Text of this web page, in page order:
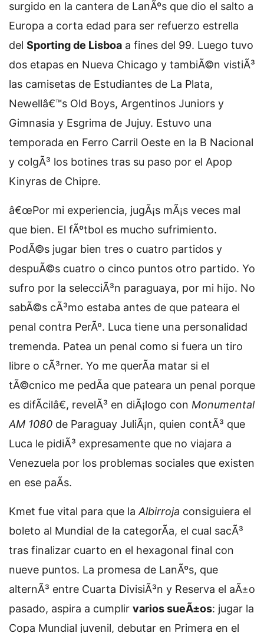
surgido en la cantera de LanÃºs que dio el salto a
Europa a corta edad para ser refuerzo estrella
del Sporting de Lisboa a fines del 99. Luego tuvo
dos etapas en Nueva Chicago y tambiÃ©n vistiÃ³
las camisetas de Estudiantes de La Plata,
Newellâ€™s Old Boys, Argentinos Juniors y
Gimnasia y Esgrima de Jujuy. Estuvo una
temporada en Ferro Carril Oeste en la B Nacional
y colgÃ³ los botines tras su paso por el Apop
Kinyras de Chipre.
â€œPor mi experiencia, jugÃ¡s mÃ¡s veces mal
que bien. El fÃºtbol es mucho sufrimiento.
PodÃ©s jugar bien tres o cuatro partidos y
despuÃ©s cuatro o cinco puntos otro partido. Yo
sufro por la selecciÃ³n paraguaya, por mi hijo. No
sabÃ©s cÃ³mo estaba antes de que pateara el
penal contra PerÃº. Luca tiene una personalidad
tremenda. Patea un penal como si fuera un tiro
libre o cÃ³rner. Yo me querÃ­a matar si el
tÃ©cnico me pedÃ­a que pateara un penal porque
es difÃ­cilâ€, revelÃ³ en diÃ¡logo con Monumental
AM 1080 de Paraguay JuliÃ¡n, quien contÃ³ que
Luca le pidiÃ³ expresamente que no viajara a
Venezuela por los problemas sociales que existen
en ese paÃ­s.
Kmet fue vital para que la Albirroja consiguiera el
boleto al Mundial de la categorÃ­a, el cual sacÃ³
tras finalizar cuarto en el hexagonal final con
nueve puntos. La promesa de LanÃºs, que
alternÃ³ entre Cuarta DivisiÃ³n y Reserva el aÃ±o
pasado, aspira a cumplir varios sueÃ±os: jugar la
Copa Mundial juvenil, debutar en Primera en el